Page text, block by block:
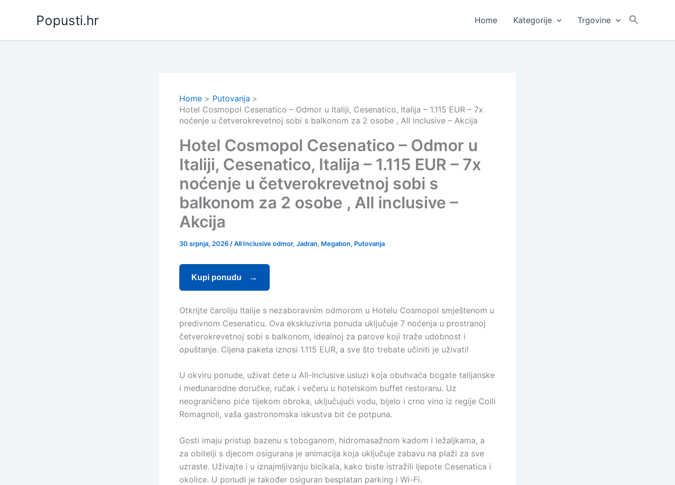
Popusti.hr Home Kategorije Trgovine
Home
Putovanja
Hotel Cosmopol Cesenatico – Odmor u Italiji, Cesenatico, Italija – 1.115 EUR – 7x
noćenje u četverokrevetnoj sobi s balkonom za 2 osobe , All inclusive – Akcija
Hotel Cosmopol Cesenatico – Odmor u
Italiji, Cesenatico, Italija – 1.115 EUR – 7x
noćenje u četverokrevetnoj sobi s
balkonom za 2 osobe , All inclusive –
Akcija
30 srpnja, 2026 /All Inclusive odmor, Jadran, Megabon, Putovanja
Kupi ponudu
Otkrijte čaroliju Italije s nezaboravnim odmorom u Hotelu Cosmopol smještenom u
predivnom Cesenaticu. Ova ekskluzivna ponuda uključuje 7 noćenja u prostranoj
četverokrevetnoj sobi s balkonom, idealnoj za parove koji traže udobnost i
opuštanje. Cijena paketa iznosi 1.115 EUR, a sve što trebate učiniti je uživati!
U okviru ponude, uživat ćete u All-Inclusive usluzi koja obuhvaća bogate talijanske
i međunarodne doručke, ručak i večeru u hotelskom buffet restoranu. Uz
neograničeno piće tijekom obroka, uključujući vodu, bijelo i crno vino iz regije Colli
Romagnoli, vaša gastronomska iskustva bit će potpuna.
Gosti imaju pristup bazenu s toboganom, hidromasažnom kadom i ležaljkama, a
za obitelji s djecom osigurana je animacija koja uključuje zabavu na plaži za sve
uzraste. Uživajte i u iznajmljivanju bicikala, kako biste istražili ljepote Cesenatica i
okolice. U ponudi je također osiguran besplatan parking i Wi-Fi.